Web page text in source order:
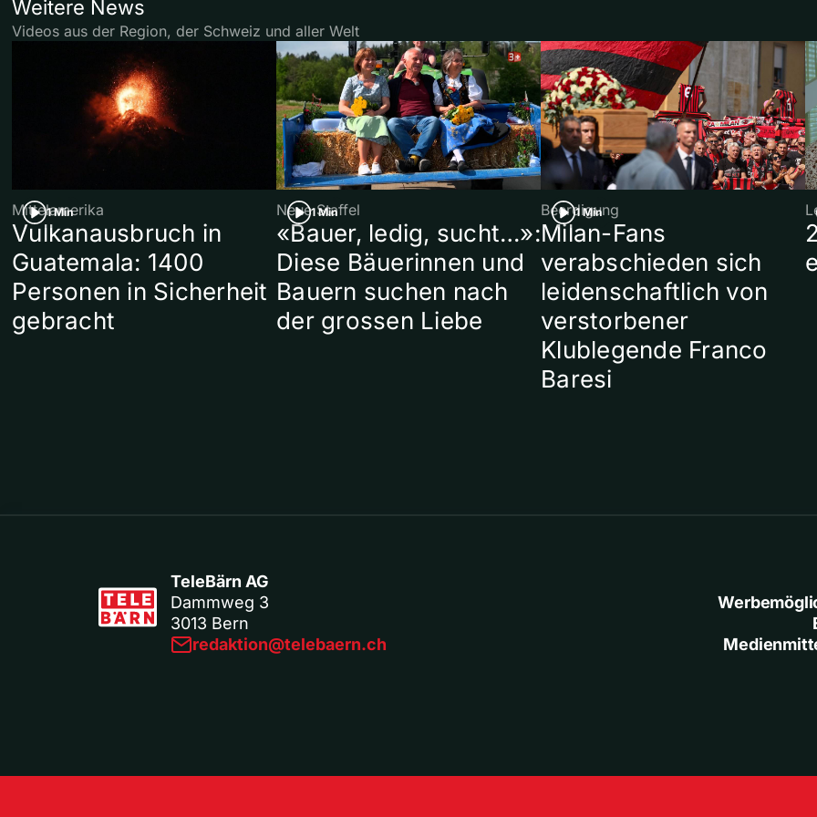
Weitere News
Videos aus der Region, der Schweiz und aller Welt
1 Min
Mittelamerika
Vulkanausbruch in
Guatemala: 1400
Personen in Sicherheit
gebracht
1 Min
Neue Staffel
«Bauer, ledig, sucht…»:
Diese Bäuerinnen und
Bauern suchen nach
der grossen Liebe
1 Min
Beerdigung
Milan-Fans
verabschieden sich
leidenschaftlich von
verstorbener
Klublegende Franco
Baresi
TeleBärn AG
Dammweg 3
3013 Bern
redaktion@telebaern.ch